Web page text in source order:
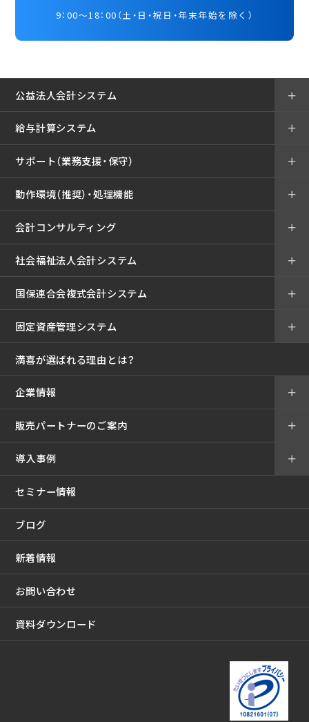
9：00～18：00（土・日・祝日・年末年始を除く）
公益法人会計システム ＋
給与計算システム ＋
サポート（業務支援・保守） ＋
動作環境（推奨）・処理機能 ＋
会計コンサルティング ＋
社会福祉法人会計システム ＋
国保連合会複式会計システム ＋
固定資産管理システム ＋
満喜が選ばれる理由とは？
企業情報 ＋
販売パートナーのご案内 ＋
導入事例
セミナー情報
＋
ブログ
新着情報
お問い合わせ
資料ダウンロード